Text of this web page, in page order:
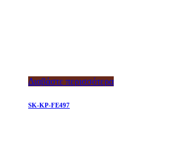
Διαβάστε περισσότερα
SK-KP-FE497